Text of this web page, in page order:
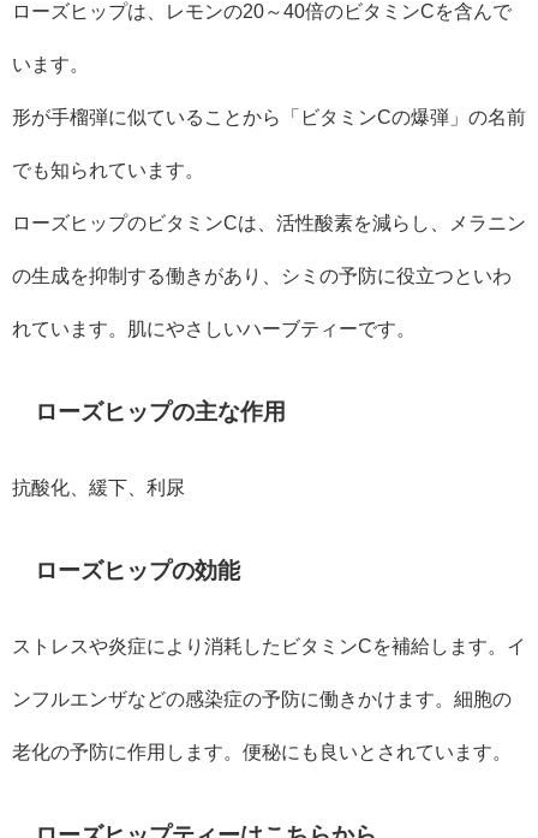
ローズヒップは、レモンの20～40倍のビタミンCを含んで
います。
形が手榴弾に似ていることから「ビタミンCの爆弾」の名前
でも知られています。
ローズヒップのビタミンCは、活性酸素を減らし、メラニン
の生成を抑制する働きがあり、シミの予防に役立つといわ
れています。肌にやさしいハーブティーです。
ローズヒップの主な作用
抗酸化、緩下、利尿
ローズヒップの効能
ストレスや炎症により消耗したビタミンCを補給します。イ
ンフルエンザなどの感染症の予防に働きかけます。細胞の
老化の予防に作用します。便秘にも良いとされています。